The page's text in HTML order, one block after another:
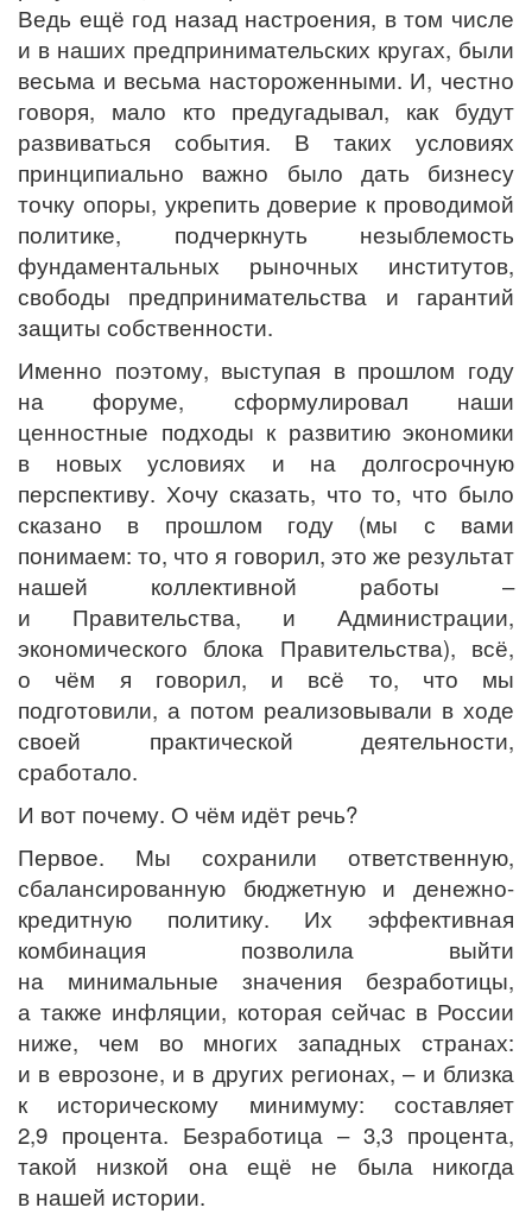
Ведь ещё год назад настроения, в том числе
и в наших предпринимательских кругах, были
весьма и весьма настороженными. И, честно
говоря, мало кто предугадывал, как будут
развиваться события. В таких условиях
принципиально важно было дать бизнесу
точку опоры, укрепить доверие к проводимой
политике, подчеркнуть незыблемость
фундаментальных рыночных институтов,
свободы предпринимательства и гарантий
защиты собственности.
Именно поэтому, выступая в прошлом году
на форуме, сформулировал наши
ценностные подходы к развитию экономики
в новых условиях и на долгосрочную
перспективу. Хочу сказать, что то, что было
сказано в прошлом году (мы с вами
понимаем: то, что я говорил, это же результат
нашей коллективной работы –
и Правительства, и Администрации,
экономического блока Правительства), всё,
о чём я говорил, и всё то, что мы
подготовили, а потом реализовывали в ходе
своей практической деятельности,
сработало.
И вот почему. О чём идёт речь?
Первое. Мы сохранили ответственную,
сбалансированную бюджетную и денежно-
кредитную политику. Их эффективная
комбинация позволила выйти
на минимальные значения безработицы,
а также инфляции, которая сейчас в России
ниже, чем во многих западных странах:
и в еврозоне, и в других регионах, – и близка
к историческому минимуму: составляет
2,9 процента. Безработица – 3,3 процента,
такой низкой она ещё не была никогда
в нашей истории.